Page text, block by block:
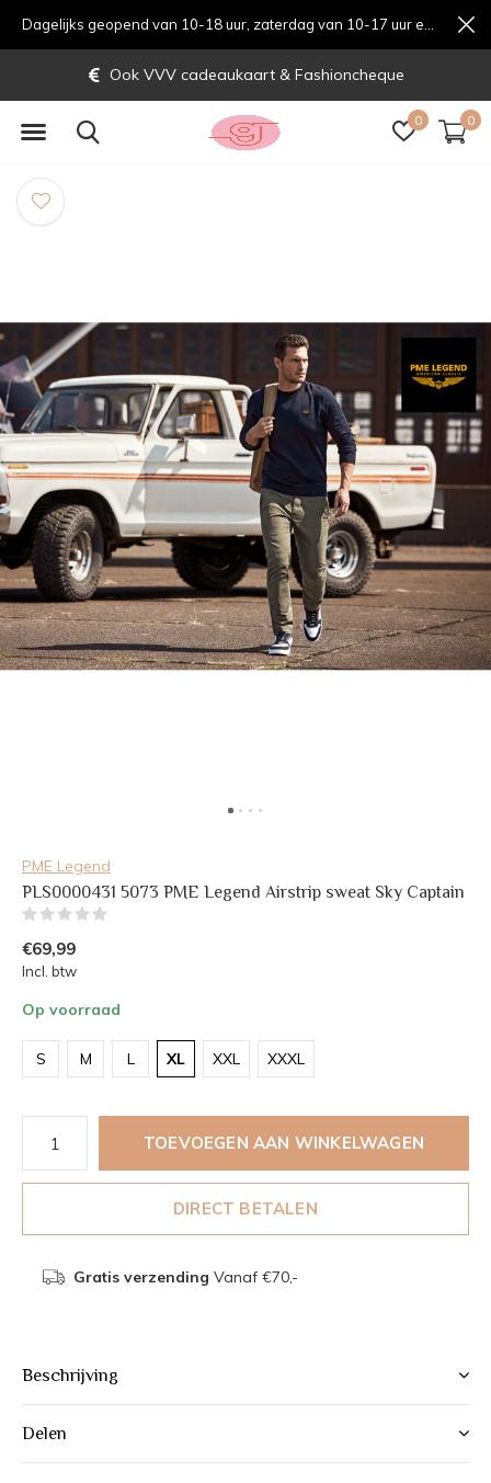
0 0
Ook VVV cadeaukaart & Fashioncheque
PME Legend
PLS0000431 5073 PME Legend Airstrip sweat Sky Captain
€69,99
Incl. btw
Op voorraad
S M L XL XXL XXXL
TOEVOEGEN AAN WINKELWAGEN
DIRECT BETALEN
Gratis verzending Vanaf €70,-
Beschrijving
Delen